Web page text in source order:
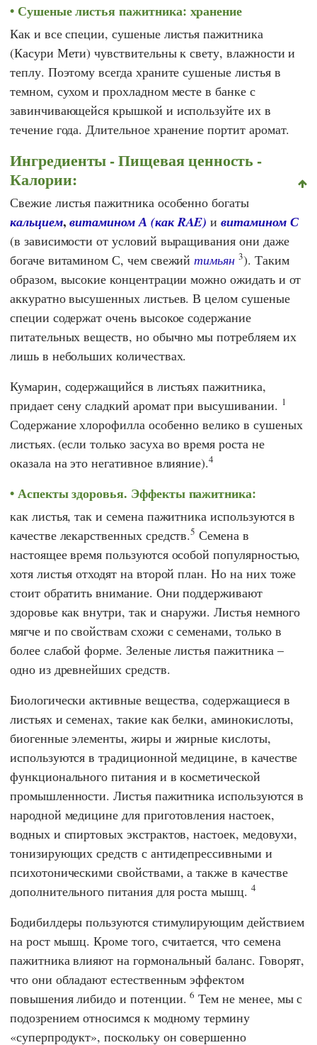
Сушеные листья пажитника: хранение
Как и все специи, сушеные листья пажитника
(Касури Мети) чувствительны к свету, влажности и
теплу. Поэтому всегда храните сушеные листья в
темном, сухом и прохладном месте в банке с
завинчивающейся крышкой и используйте их в
течение года. Длительное хранение портит аромат.
Ингредиенты - Пищевая ценность -
Калории:
Свежие листья пажитника особенно богаты
кальцием, витамином А (как RAE) ивитамином С
(в зависимости от условий выращивания они даже
богаче витамином С, чем свежий тимьян 3). Таким
образом, высокие концентрации можно ожидать и от
аккуратно высушенных листьев. В целом сушеные
специи содержат очень высокое содержание
питательных веществ, но обычно мы потребляем их
лишь в небольших количествах.
Кумарин, содержащийся в листьях пажитника,
придает сену сладкий аромат при высушивании. 1
Содержание хлорофилла особенно велико в сушеных
листьях. (если только засуха во время роста не
оказала на это негативное влияние).4
Аспекты здоровья. Эффекты пажитника:
как листья, так и семена пажитника используются в
качестве лекарственных средств.5 Семена в
настоящее время пользуются особой популярностью,
хотя листья отходят на второй план. Но на них тоже
стоит обратить внимание. Они поддерживают
здоровье как внутри, так и снаружи. Листья немного
мягче и по свойствам схожи с семенами, только в
более слабой форме. Зеленые листья пажитника –
одно из древнейших средств.
Биологически активные вещества, содержащиеся в
листьях и семенах, такие как белки, аминокислоты,
биогенные элементы, жиры и жирные кислоты,
используются в традиционной медицине, в качестве
функционального питания и в косметической
промышленности. Листья пажитника используются в
народной медицине для приготовления настоек,
водных и спиртовых экстрактов, настоек, медовухи,
тонизирующих средств с антидепрессивными и
психотоническими свойствами, а также в качестве
дополнительного питания для роста мышц. 4
Бодибилдеры пользуются стимулирующим действием
на рост мышц. Кроме того, считается, что семена
пажитника влияют на гормональный баланс. Говорят,
что они обладают естественным эффектом
повышения либидо и потенции.6 Тем не менее, мы с
подозрением относимся к модному термину
«суперпродукт», поскольку он совершенно